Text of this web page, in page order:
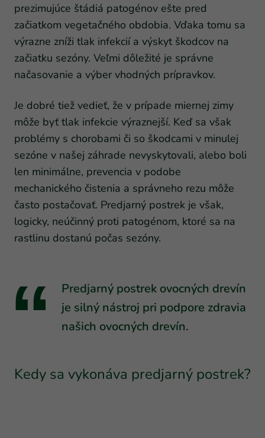
prezimujúce štádiá patogénov ešte pred
začiatkom vegetačného obdobia. Vďaka tomu sa
výrazne zníži tlak infekcií a výskyt škodcov na
začiatku sezóny. Veľmi dôležité je správne
načasovanie a výber vhodných prípravkov.
Je dobré tiež vedieť, že v prípade miernej zimy
môže byť tlak infekcie výraznejší. Keď sa však
problémy s chorobami či so škodcami v minulej
sezóne v našej záhrade nevyskytovali, alebo boli
len minimálne, prevencia v podobe
mechanického čistenia a správneho rezu môže
často postačovať. Predjarný postrek je však,
logicky, neúčinný proti patogénom, ktoré sa na
rastlinu dostanú počas sezóny.
Predjarný postrek ovocných drevín
je silný nástroj pri podpore zdravia
našich ovocných drevín.
Kedy sa vykonáva predjarný postrek?